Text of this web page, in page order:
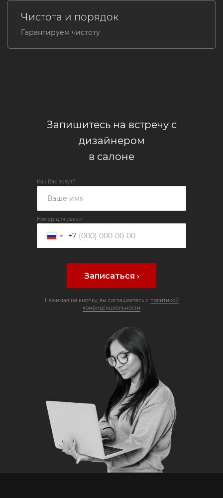
Как Вас зовут?
Номер для связи:
+7
Записаться ›
Запишитесь на встречу с
дизайнером
в салоне
Нажимая на кнопку, вы соглашаетесь с политикой
конфиденциальности